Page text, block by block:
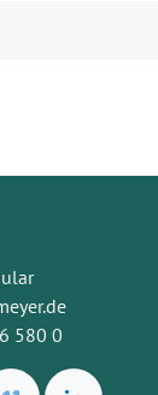
580 0